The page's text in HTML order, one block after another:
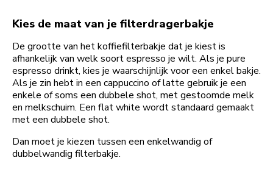
Kies de maat van je filterdragerbakje
De grootte van het koffiefilterbakje dat je kiest is
afhankelijk van welk soort espresso je wilt. Als je pure
espresso drinkt, kies je waarschijnlijk voor een enkel bakje.
Als je zin hebt in een cappuccino of latte gebruik je een
enkele of soms een dubbele shot, met gestoomde melk
en melkschuim. Een flat white wordt standaard gemaakt
met een dubbele shot.
Dan moet je kiezen tussen een enkelwandig of
dubbelwandig filterbakje.